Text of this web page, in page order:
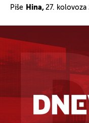
Piše Hina, 27. kolovoza